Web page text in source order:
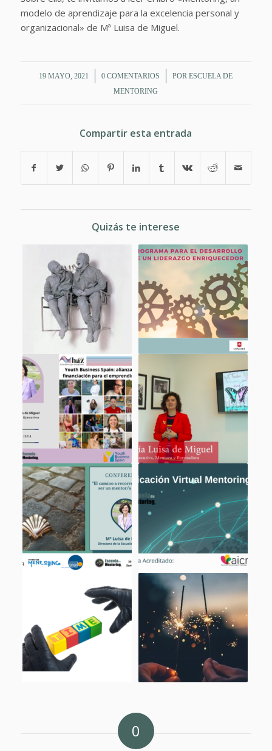
modelo de aprendizaje para la excelencia personal y
organizacional» de Mª Luisa de Miguel.
19 MAYO, 2021
/ 0 COMENTARIOS
/ PORESCUELA DE
MENTORING
Compartir esta entrada
Quizás te interese
0